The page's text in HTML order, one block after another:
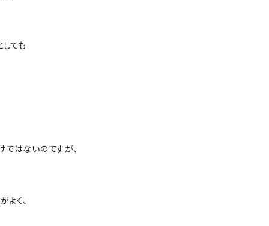
ても
はないのですが、
く、